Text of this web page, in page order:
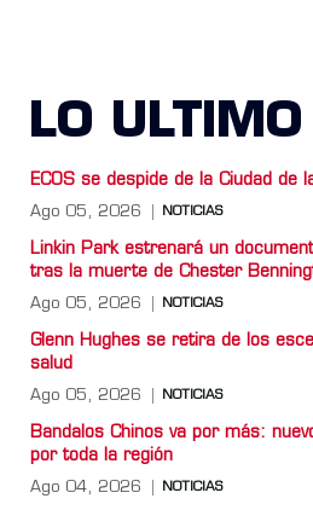
LO ULTIMO
ECOS se despide de la Ciudad de
Ago 05, 2026 NOTICIAS
Linkin Park estrenará un
tras la muerte de Chester
Ago 05, 2026 NOTICIAS
Glenn Hughes se retira de los
salud
Ago 05, 2026 NOTICIAS
Bandalos Chinos va por más:
por toda la región
Ago 04, 2026 NOTICIAS